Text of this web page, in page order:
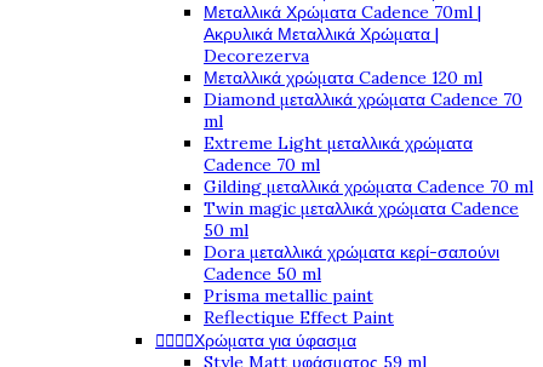
Μεταλλικά Χρώματα Cadence 70ml |
Ακρυλικά Μεταλλικά Χρώματα |
Decorezerva
Μεταλλικά χρώματα Cadence 120 ml
Diamond μεταλλικά χρώματα Cadence 70
ml
Extreme Light μεταλλικά χρώματα
Cadence 70 ml
Gilding μεταλλικά χρώματα Cadence 70 ml
Twin magic μεταλλικά χρώματα Cadence
50 ml
Dora μεταλλικά χρώματα κερί-σαπούνι
Cadence 50 ml
Prisma metallic paint
Reflectique Effect Paint
Χρώματα για ύφασμα
Style Matt υφάσματος 59 ml